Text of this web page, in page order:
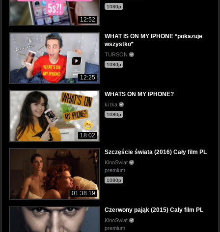
12:52
1080p
12:25
WHAT IS ON MY IPHONE *pokazuje
wszystko*
TURSON
1080p
18:02
WHATS ON MY IPHONE?
ki tka
1080p
01:38:19
Szczęście świata (2016) Cały film PL
KinoSwiat
premium
1080p
Czerwony pająk (2015) Cały film PL
KinoSwiat
premium